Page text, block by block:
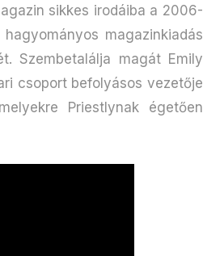
sikkes irodáiba a 2006-
magazinkiadás
Szembetalálja magát Emily
csoport befolyásos vezetője
Priestlynak égetően